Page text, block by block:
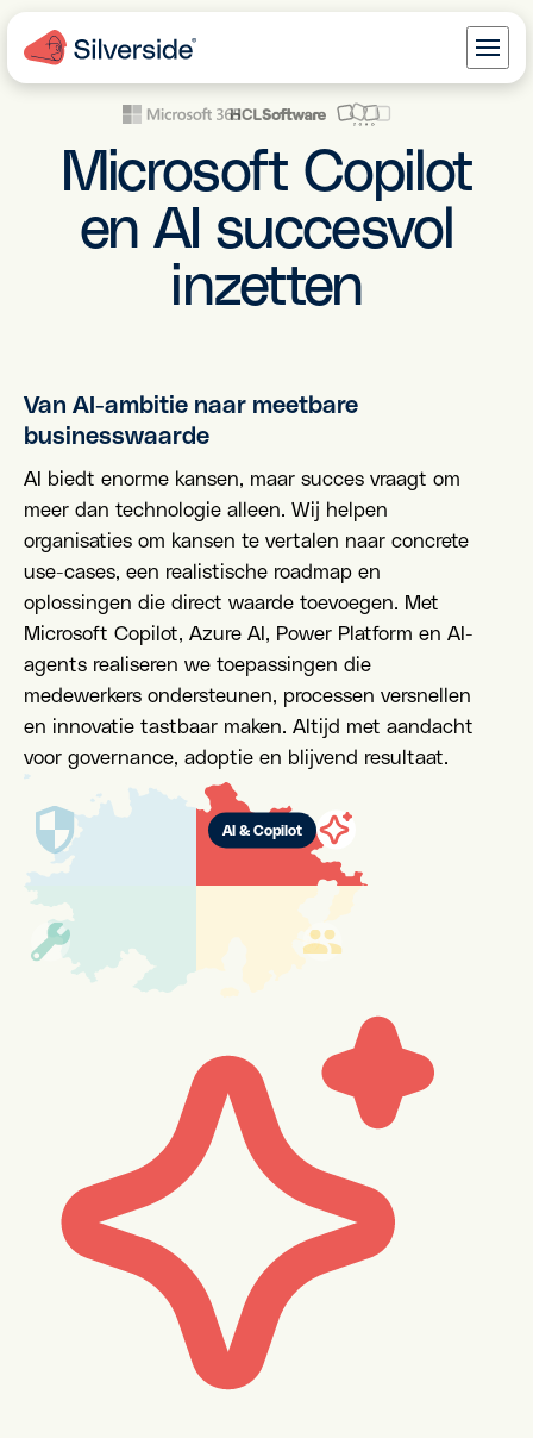
Microsoft Copilot
en AI succesvol
inzetten
Van AI-ambitie naar meetbare
businesswaarde
AI biedt enorme kansen, maar succes vraagt om
meer dan technologie alleen. Wij helpen
organisaties om kansen te vertalen naar concrete
use-cases, een realistische roadmap en
oplossingen die direct waarde toevoegen. Met
Microsoft Copilot, Azure AI, Power Platform en AI-
agents realiseren we toepassingen die
medewerkers ondersteunen, processen versnellen
en innovatie tastbaar maken. Altijd met aandacht
voor governance, adoptie en blijvend resultaat.
AI & Copilot